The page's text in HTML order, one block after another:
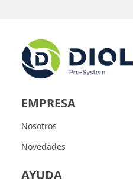
EMPRESA
Nosotros
Novedades
AYUDA